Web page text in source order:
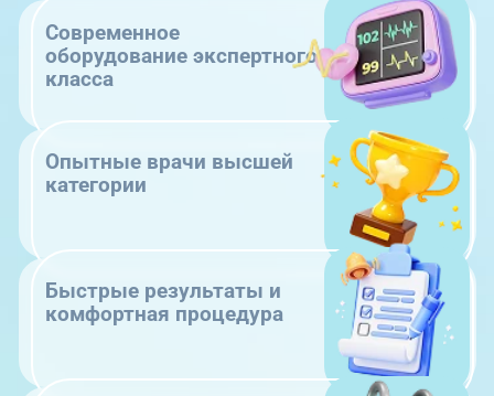
Современное
оборудование экспертного
класса
Опытные врачи высшей
категории
Быстрые результаты и
комфортная процедура